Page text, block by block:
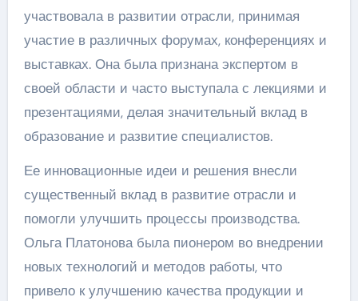
участвовала в развитии отрасли, принимая
участие в различных форумах, конференциях и
выставках. Она была признана экспертом в
своей области и часто выступала с лекциями и
презентациями, делая значительный вклад в
образование и развитие специалистов.
Ее инновационные идеи и решения внесли
существенный вклад в развитие отрасли и
помогли улучшить процессы производства.
Ольга Платонова была пионером во внедрении
новых технологий и методов работы, что
привело к улучшению качества продукции и